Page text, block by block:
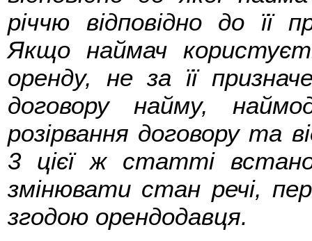
річчю відповідно до її
Якщо наймач
оренду, не за її
договору найму,
розірвання договору та
3 цієї ж статті
змінювати стан речі,
згодою орендодавця.